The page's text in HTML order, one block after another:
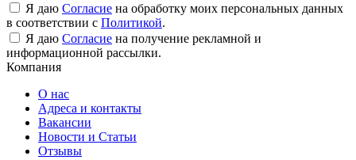
Я даю Согласие на обработку моих персональных данных
в соответствии с Политикой.
Я даю Согласие на получение рекламной и
информационной рассылки.
Компания
О нас
Адреса и контакты
Вакансии
Новости и Статьи
Отзывы